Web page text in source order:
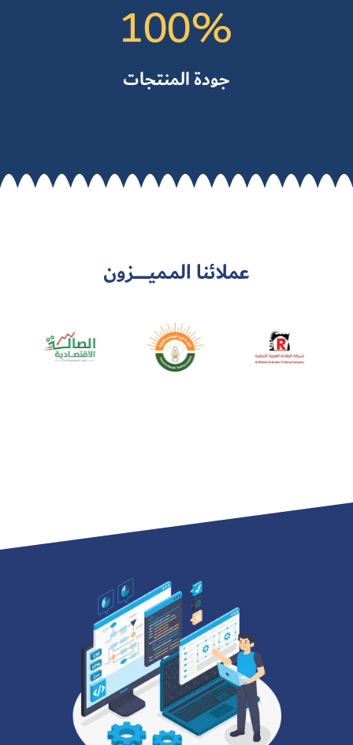
100%
جودة المنتجات
عملائنا المـميـــــــــزون